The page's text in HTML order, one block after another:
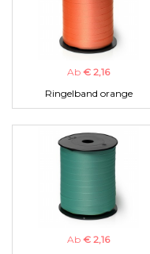
Ab € 2,16
Ringelband orange
Ab € 2,16